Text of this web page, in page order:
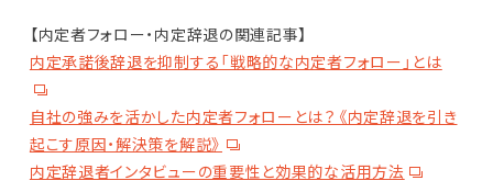
【内定者フォロー・内定辞退の関連記事】
内定承諾後辞退を抑制する「戦略的な内定者フォロー」とは
自社の強みを活かした内定者フォローとは？《内定辞退を引き
起こす原因・解決策を解説》
内定辞退者インタビューの重要性と効果的な活用方法